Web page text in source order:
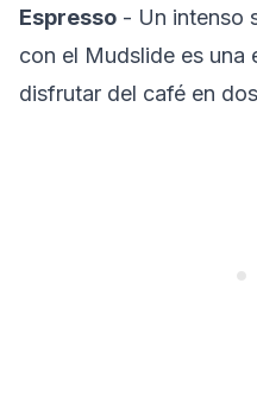
Espresso - Un intenso
con el Mudslide es una
disfrutar del café en